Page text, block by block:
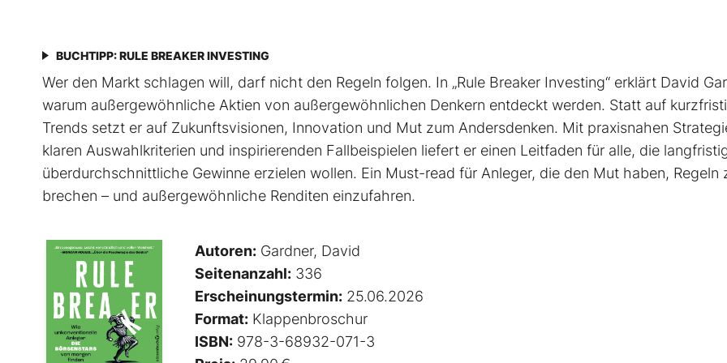
BUCHTIPP: RULE BREAKER INVESTING
Wer den Markt schlagen will, darf nicht den Regeln folgen. In „Rule Breaker Investing“ erklärt David
warum außergewöhnliche Aktien von außer­gewöhnlichen Denkern entdeckt werden. Statt auf
Trends setzt er auf Zukunftsvisionen, Innovation und Mut zum Andersdenken. Mit praxisnahen
klaren Auswahlkriterien und inspirierenden Fallbeispielen liefert er einen Leit­faden für alle, die
überdurchschnittliche Gewinne erzielen wollen. Ein Must-read für Anleger, die den Mut haben, Regeln
brechen – und außergewöhnliche Renditen einzufahren.
Autoren: Gardner, David
Seitenanzahl: 336
Erscheinungstermin: 25.06.2026
Format: Klappenbroschur
ISBN: 978-3-68932-071-3